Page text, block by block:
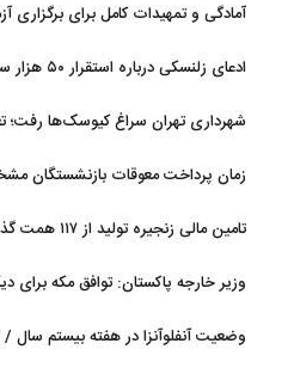
آمادگی و تمهیدات کامل برای
ادعای زلنسکی درباره استقرار ۵۰ هزار سرباز کره‌شمالی در روسیه
شهرداری تهران سراغ کیوسک‌ها رفت؛
زمان پرداخت معوقات بازنشستگان
تامین مالی زنجیره تولید از ۱۱۷ همت گذشت
وزیر خارجه پاکستان: توافق مکه برای
وضعیت آنفلوآنزا در هفته بیستم سال /